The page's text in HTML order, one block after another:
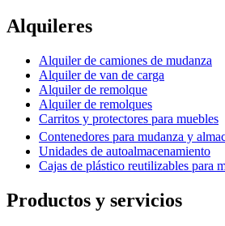
Alquileres
Alquiler de camiones de mudanza
Alquiler de van de carga
Alquiler de remolque
Alquiler de remolques
Carritos y protectores para muebles
Contenedores para mudanza y
Unidades de autoalmacenamiento
Cajas de plástico reutilizables para
Productos y servicios